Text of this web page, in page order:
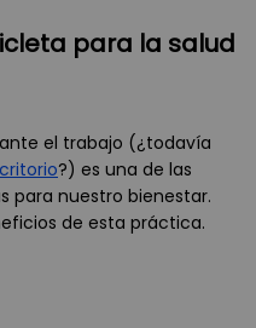
para la salud
el trabajo (¿todavía
?) es una de las
para nuestro bienestar.
de esta práctica.